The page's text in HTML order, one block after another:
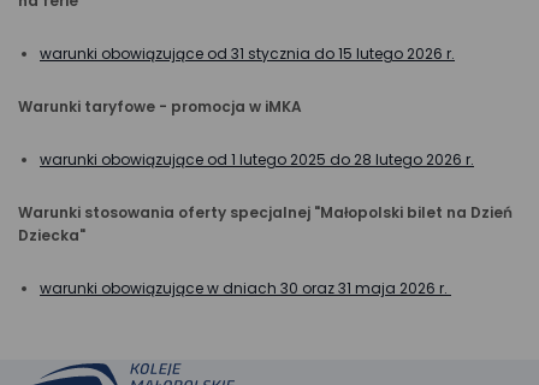
warunki obowiązujące od 31 stycznia do 15 lutego 2026 r.
Warunki taryfowe - promocja w iMKA
warunki obowiązujące od 1 lutego 2025 do 28 lutego 2026 r.
Warunki stosowania oferty specjalnej "Małopolski bilet na Dzień
Dziecka"
warunki obowiązujące w dniach 30 oraz 31 maja 2026 r.